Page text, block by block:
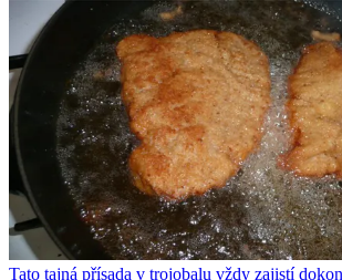
Tato tajná přísada v trojobalu vždy zajistí